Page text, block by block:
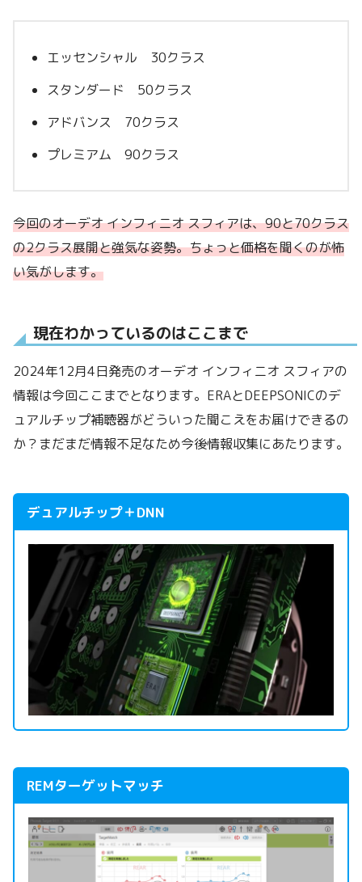
エッセンシャル 30クラス
スタンダード 50クラス
アドバンス 70クラス
プレミアム 90クラス
今回のオーデオ インフィニオ スフィアは、90と70クラス
の2クラス展開と強気な姿勢。ちょっと価格を聞くのが怖
い気がします。
現在わかっているのはここまで
2024年12月4日発売のオーデオ インフィニオ スフィアの
情報は今回ここまでとなります。ERAとDEEPSONICのデ
ュアルチップ補聴器がどういった聞こえをお届けできるの
か？まだまだ情報不足なため今後情報収集にあたります。
デュアルチップ＋DNN
REMターゲットマッチ